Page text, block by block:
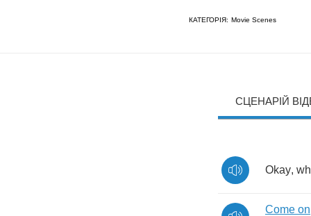
КАТЕГОРІЯ: Movie Scenes
СЦЕНАРІЙ
Okay,
Come on